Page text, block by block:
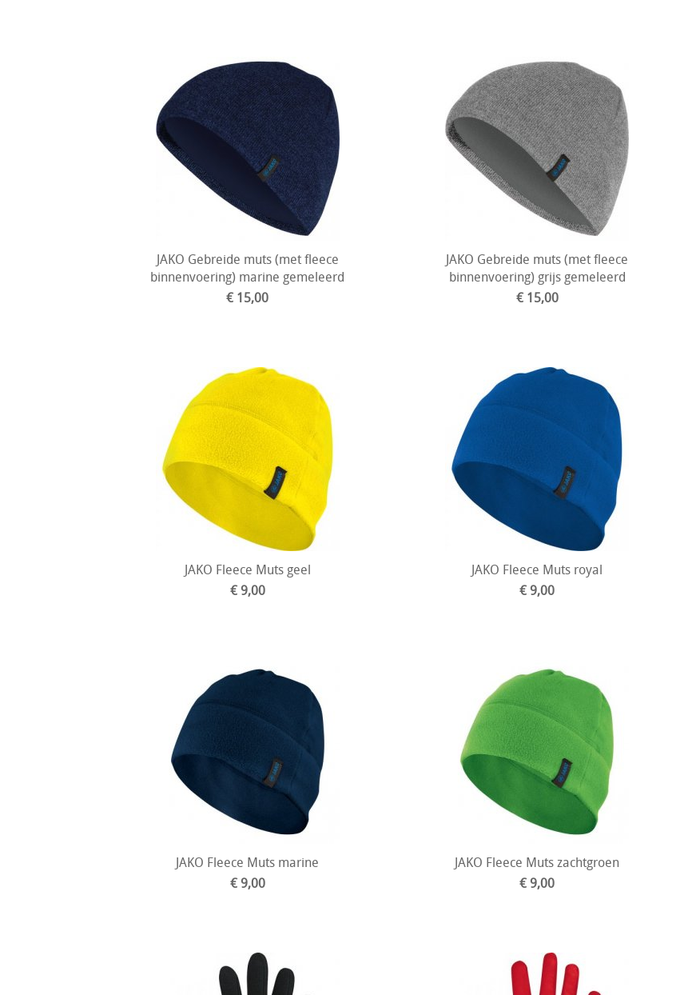
JAKO Gebreide muts (met fleece
binnenvoering) marine gemeleerd
€ 15,00
JAKO Gebreide muts (met fleece
binnenvoering) grijs gemeleerd
€ 15,00
JAKO Fleece Muts geel
€ 9,00
JAKO Fleece Muts royal
€ 9,00
JAKO Fleece Muts marine
€ 9,00
JAKO Fleece Muts zachtgroen
€ 9,00